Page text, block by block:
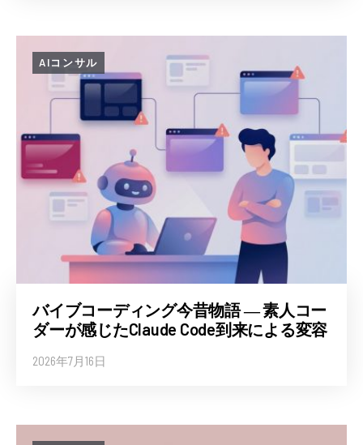
AIコンサル
バイブコーディング今昔物語 ― 素人コー
ダーが感じたClaude Code到来による変容
2026年7月16日